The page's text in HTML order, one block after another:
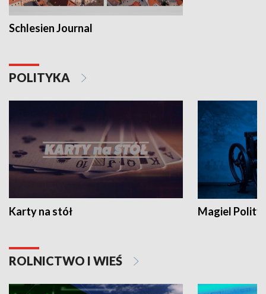
Schlesien Journal
POLITYKA
Karty na stół Magiel
ROLNICTWO I WIEŚ